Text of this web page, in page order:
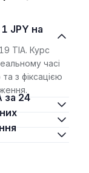
TIA. Курс
часі
з фіксацією